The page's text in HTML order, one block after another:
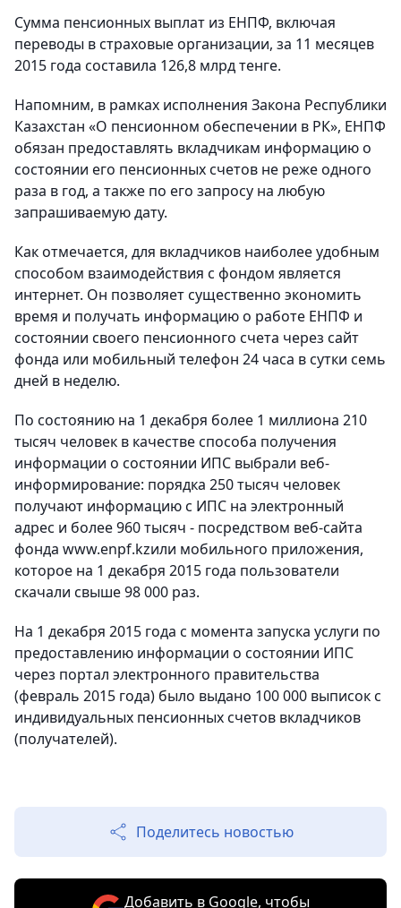
Сумма пенсионных выплат из ЕНПФ, включая
переводы в страховые организации, за 11 месяцев
2015 года составила 126,8 млрд тенге.
Напомним, в рамках исполнения Закона Республики
Казахстан «О пенсионном обеспечении в РК», ЕНПФ
обязан предоставлять вкладчикам информацию о
состоянии его пенсионных счетов не реже одного
раза в год, а также по его запросу на любую
запрашиваемую дату.
Как отмечается, для вкладчиков наиболее удобным
способом взаимодействия с фондом является
интернет. Он позволяет существенно экономить
время и получать информацию о работе ЕНПФ и
состоянии своего пенсионного счета через сайт
фонда или мобильный телефон 24 часа в сутки семь
дней в неделю.
По состоянию на 1 декабря более 1 миллиона 210
тысяч человек в качестве способа получения
информации о состоянии ИПС выбрали веб-
информирование: порядка 250 тысяч человек
получают информацию с ИПС на электронный
адрес и более 960 тысяч - посредством веб-сайта
фонда www.enpf.kzили мобильного приложения,
которое на 1 декабря 2015 года пользователи
скачали свыше 98 000 раз.
На 1 декабря 2015 года с момента запуска услуги по
предоставлению информации о состоянии ИПС
через портал электронного правительства
(февраль 2015 года) было выдано 100 000 выписок с
индивидуальных пенсионных счетов вкладчиков
(получателей).
Поделитесь новостью
Добавить в Google, чтобы